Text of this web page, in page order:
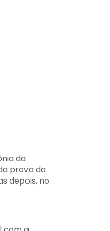
da
prova da
depois, no